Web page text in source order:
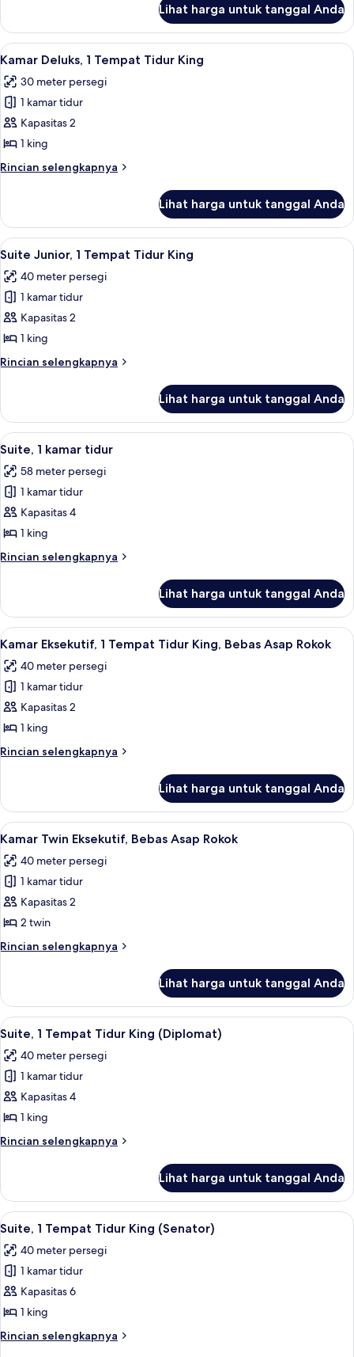
Kamar
Twin
Deluks
Lihat harga untuk tanggal Anda
Lihat
semua
foto
untuk
Kamar
Deluks,
1
Tempat
King
Seprai premium, selimut bulu angsa,
12
Kamar Deluks, 1 Tempat Tidur King
30 meter persegi
1 kamar tidur
Kapasitas 2
1 king
Rincian selengkapnya
Rincian
Kamar
Deluks,
1
Tidur
King
Lihat harga untuk tanggal Anda
Lihat
semua
foto
untuk
Suite
Junior,
1
Tempat
King
Suite Junior, 1 Tempat Tidur King |
7
Suite Junior, 1 Tempat Tidur King
40 meter persegi
1 kamar tidur
Kapasitas 2
1 king
Rincian selengkapnya
Rincian
Suite
Junior,
1
Tidur
King
Lihat harga untuk tanggal Anda
Lihat
semua
foto
untuk
Suite,
1
kamar
tidur
Suite, 1 kamar tidur | Area keluarga |
8
Suite, 1 kamar tidur
58 meter persegi
1 kamar tidur
Kapasitas 4
1 king
Rincian selengkapnya
Rincian
Suite,
kamar
Lihat harga untuk tanggal Anda
Lihat
semua
foto
untuk
Kamar
Eksekutif,
1
Tempat
King,
Bebas
Asap
Rokok
Seprai premium, selimut bulu angsa,
9
Kamar Eksekutif, 1 Tempat Tidur King, Bebas Asap Rokok
40 meter persegi
1 kamar tidur
Kapasitas 2
1 king
Rincian selengkapnya
Rincian
Kamar
Eksekutif,
1
Tidur
King,
Asap
Rokok
Lihat harga untuk tanggal Anda
Lihat
semua
foto
untuk
Kamar
Twin
Eksekutif,
Bebas
Rokok
Kamar Twin Eksekutif, Bebas Asap
5
Kamar Twin Eksekutif, Bebas Asap Rokok
40 meter persegi
1 kamar tidur
Kapasitas 2
2 twin
Rincian selengkapnya
Rincian
Kamar
Twin
Eksekutif,
Asap
Rokok
Lihat harga untuk tanggal Anda
Lihat
semua
foto
untuk
Suite,
1
Tempat
Tidur
(Diplomat)
Televisi LCD 32-inci dengan saluran
4
Suite, 1 Tempat Tidur King (Diplomat)
40 meter persegi
1 kamar tidur
Kapasitas 4
1 king
Rincian selengkapnya
Rincian
Suite,
Tempat
King
(Diplomat)
Lihat harga untuk tanggal Anda
Lihat
semua
foto
untuk
Suite,
1
Tempat
Tidur
Televisi LCD 32-inci dengan saluran
4
Suite, 1 Tempat Tidur King (Senator)
40 meter persegi
1 kamar tidur
Kapasitas 6
1 king
Rincian selengkapnya
Rincian